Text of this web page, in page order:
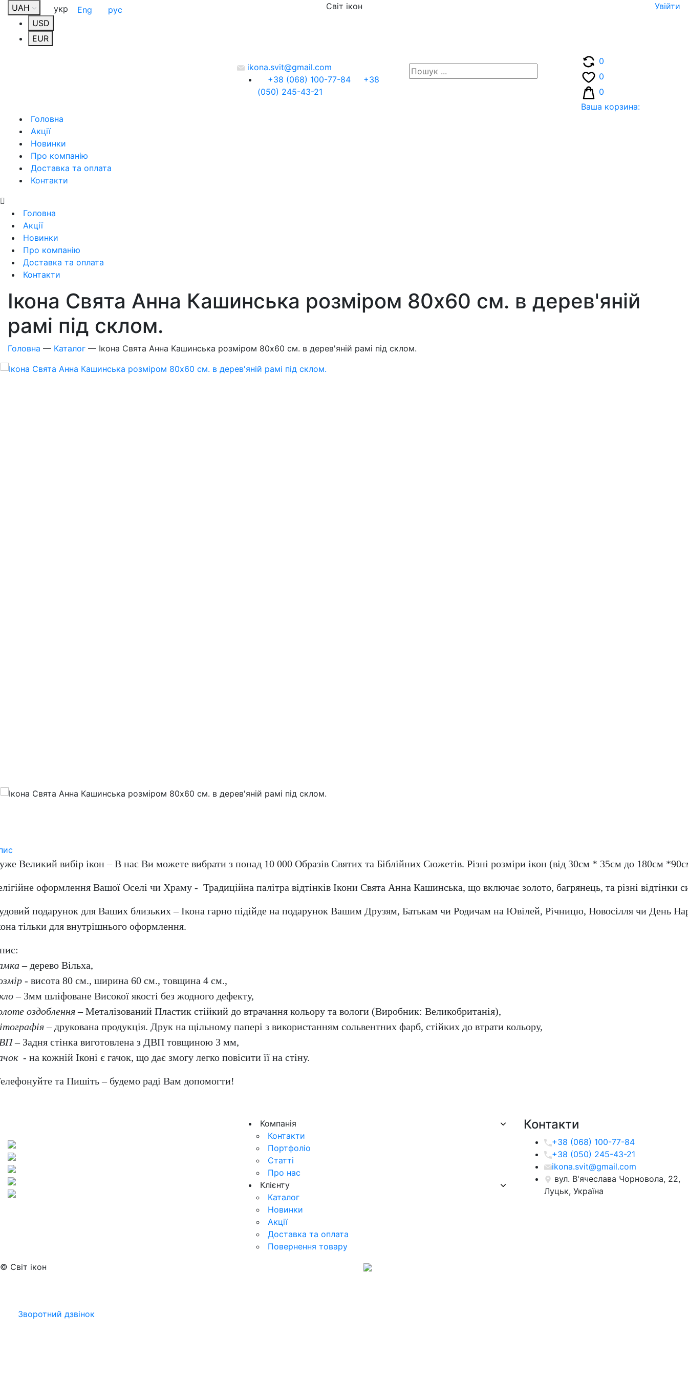
UAH
USD
EUR
укр Eng рус Світ ікон Увiйти
ikona.svit@gmail.com
+38 (068) 100-77-84
+38
(050) 245-43-21
0
0
0
Ваша корзина:
Головна
Акції
Новинки
Про компанію
Доставка та оплата
Контакти
Головна
Акції
Новинки
Про компанію
Доставка та оплата
Контакти
Ікона Свята Анна Кашинська розміром 80x60 см. в дерев'яній
рамі під склом.
Головна — Каталог — Ікона Свята Анна Кашинська розміром 80x60 см. в дерев'яній рамі під склом.
Великий вибір ікон – В нас Ви можете вибрати з понад 10 000 Образів Святих та Біблійних Сюжетів. Різні розміри ікон (від 30см * 35см до 180см
оформлення Вашої Оселі чи Храму - Традиційна палітра відтінків Ікони Свята Анна Кашинська, що включає золото, багрянець, та різні
подарунок для Ваших близьких – Ікона гарно підійде на подарунок Вашим Друзям, Батькам чи Родичам на Ювілей, Річницю, Новосілля чи День
тільки для внутрішнього оформлення.
– дерево Вільха,
- висота 80 см., ширина 60 см., товщина 4 см.,
– 3мм шліфоване Високої якості без жодного дефекту,
оздоблення– Металізований Пластик стійкий до втрачання кольору та вологи (Виробник: Великобританія),
– друкована продукція. Друк на щільному папері з використанням сольвентних фарб, стійких до втрати кольору,
– Задня стінка виготовлена з ДВП товщиною 3 мм,
- на кожній Іконі є гачок, що дає змогу легко повісити її на стіну.
та Пишіть – будемо раді Вам допомогти!
Компанія
Контакти
Портфоліо
Статті
Про нас
Клієнту
Каталог
Новинки
Акції
Доставка та оплата
Повернення товару
Контакти
+38 (068) 100-77-84
+38 (050) 245-43-21
ikona.svit@gmail.com
вул. В'ячеслава Чорновола, 22,
Луцьк, Україна
© Світ ікон
Зворотний дзвінок